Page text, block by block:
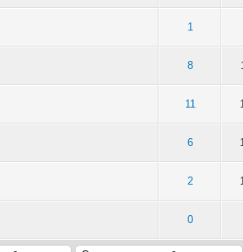
1
8
11
6
2
0